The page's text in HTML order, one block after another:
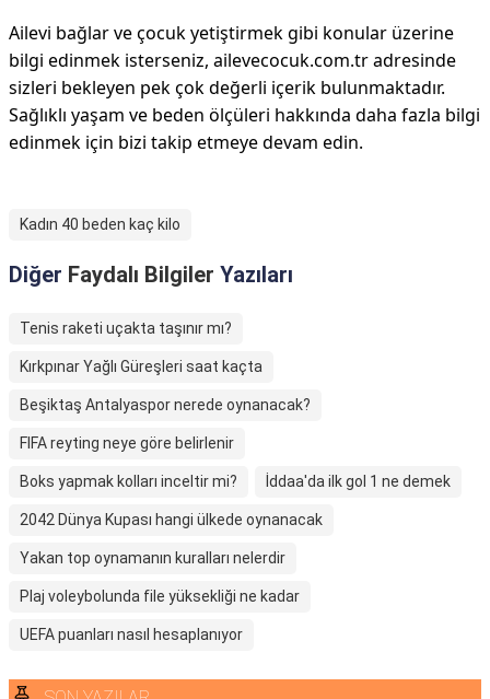
Ailevi bağlar ve çocuk yetiştirmek gibi konular üzerine
bilgi edinmek isterseniz, ailevecocuk.com.tr adresinde
sizleri bekleyen pek çok değerli içerik bulunmaktadır.
Sağlıklı yaşam ve beden ölçüleri hakkında daha fazla bilgi
edinmek için bizi takip etmeye devam edin.
Kadın 40 beden kaç kilo
Diğer Faydalı Bilgiler Yazıları
Tenis raketi uçakta taşınır mı?
Kırkpınar Yağlı Güreşleri saat kaçta
Beşiktaş Antalyaspor nerede oynanacak?
FIFA reyting neye göre belirlenir
Boks yapmak kolları inceltir mi? İddaa'da ilk gol 1 ne demek
2042 Dünya Kupası hangi ülkede oynanacak
Yakan top oynamanın kuralları nelerdir
Plaj voleybolunda file yüksekliği ne kadar
UEFA puanları nasıl hesaplanıyor